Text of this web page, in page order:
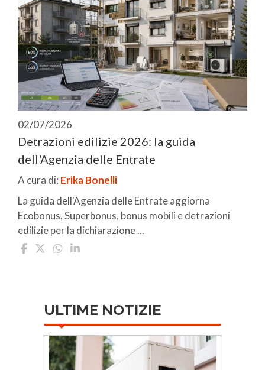
02/07/2026
Detrazioni edilizie 2026: la guida
dell'Agenzia delle Entrate
A cura di: Erika Bonelli
La guida dell'Agenzia delle Entrate aggiorna
Ecobonus, Superbonus, bonus mobili e detrazioni
edilizie per la dichiarazione ...
ULTIME NOTIZIE